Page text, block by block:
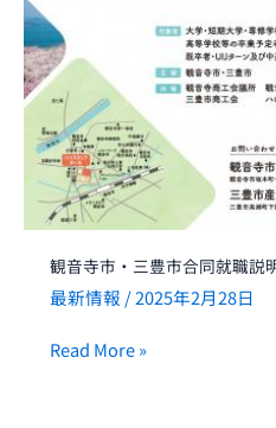
観音寺市・三豊市合同就職説
最新情報 /2025年2月28日
決
定！
Read More »